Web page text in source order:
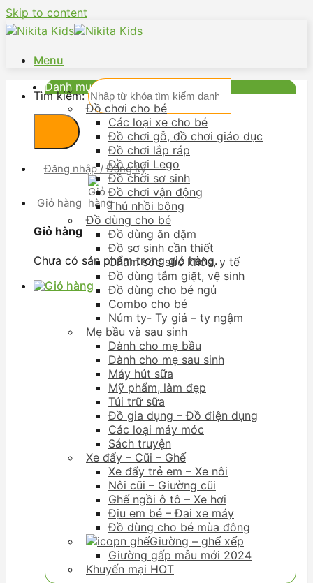
Skip to content
Menu
Tìm kiếm:
Đăng nhập / Đăng ký
Giỏ hàng
Giỏ hàng
Chưa có sản phẩm trong giỏ hàng.
Danh mục
Đồ chơi cho bé
Các loại xe cho bé
Đồ chơi gỗ, đồ chơi giáo dục
Đồ chơi lắp ráp
Đồ chơi Lego
Đồ chơi sơ sinh
Đồ chơi vận động
Thú nhồi bông
Đồ dùng cho bé
Đồ dùng ăn dặm
Đồ sơ sinh cần thiết
Chăm sóc sức khỏe, y tế
Đồ dùng tắm giặt, vệ sinh
Đồ dùng cho bé ngủ
Combo cho bé
Núm ty- Ty giả – ty ngậm
Mẹ bầu và sau sinh
Dành cho mẹ bầu
Dành cho mẹ sau sinh
Máy hút sữa
Mỹ phẩm, làm đẹp
Túi trữ sữa
Đồ gia dụng – Đồ điện dụng
Các loại máy móc
Sách truyện
Xe đẩy – Cũi – Ghế
Xe đẩy trẻ em – Xe nôi
Nôi cũi – Giường cũi
Ghế ngồi ô tô – Xe hơi
Địu em bé – Đai xe máy
Đồ dùng cho bé mùa đông
Giường – ghế xếp
Giường gấp mẫu mới 2024
Khuyến mại HOT